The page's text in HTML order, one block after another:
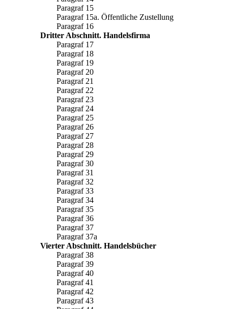
Paragraf 15
Paragraf 15a. Öffentliche Zustellung
Paragraf 16
Dritter Abschnitt. Handelsfirma
Paragraf 17
Paragraf 18
Paragraf 19
Paragraf 20
Paragraf 21
Paragraf 22
Paragraf 23
Paragraf 24
Paragraf 25
Paragraf 26
Paragraf 27
Paragraf 28
Paragraf 29
Paragraf 30
Paragraf 31
Paragraf 32
Paragraf 33
Paragraf 34
Paragraf 35
Paragraf 36
Paragraf 37
Paragraf 37a
Vierter Abschnitt. Handelsbücher
Paragraf 38
Paragraf 39
Paragraf 40
Paragraf 41
Paragraf 42
Paragraf 43